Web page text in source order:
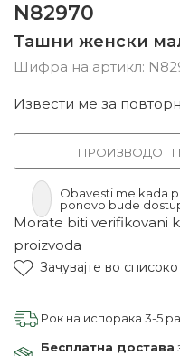
N82970
Ташни женски
Шифра на артикл:
Извести ме за
ПРОИЗВОДОТ
Obavesti me kada
ponovo bude
Morate biti verifikovani
proizvoda
Зачувајте во
Рок на испорака 3-5
Бесплатна достава